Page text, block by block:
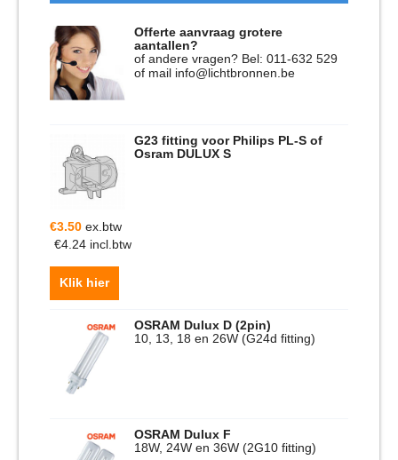
Offerte aanvraag grotere
aantallen?
of andere vragen? Bel: 011-632 529
of mail info@lichtbronnen.be
G23 fitting voor Philips PL-S of
Osram DULUX S
€3.50 ex.btw
€4.24 incl.btw
Klik hier
OSRAM Dulux D (2pin)
10, 13, 18 en 26W (G24d fitting)
OSRAM Dulux F
18W, 24W en 36W (2G10 fitting)